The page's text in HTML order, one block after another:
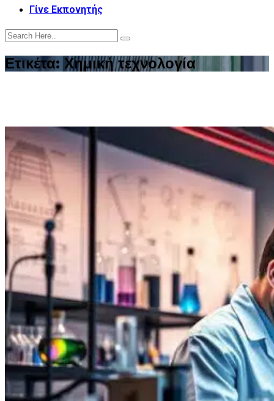
Γίνε Εκπονητής
Ετικέτα: Χημική τεχνολογία